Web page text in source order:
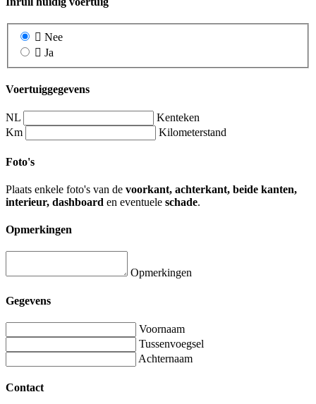
Nee
Ja
Voertuiggegevens
NL
Kenteken
Km
Kilometerstand
Foto's
Plaats enkele foto's van de voorkant, achterkant, beide kanten,
interieur, dashboard en eventuele schade.
Opmerkingen
Opmerkingen
Gegevens
Voornaam
Tussenvoegsel
Achternaam
Contact